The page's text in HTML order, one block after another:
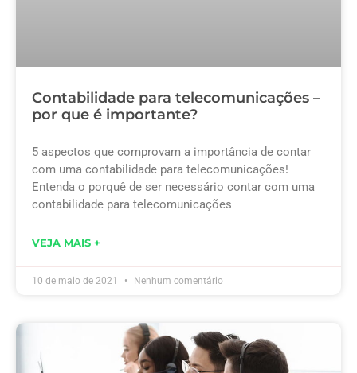
Contabilidade para telecomunicações –
por que é importante?
5 aspectos que comprovam a importância de contar
com uma contabilidade para telecomunicações!
Entenda o porquê de ser necessário contar com uma
contabilidade para telecomunicações
VEJA MAIS +
10 de maio de 2021 Nenhum comentário